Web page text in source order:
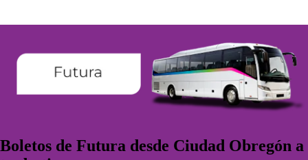
Boletos de Futura desde Ciudad Obregón a